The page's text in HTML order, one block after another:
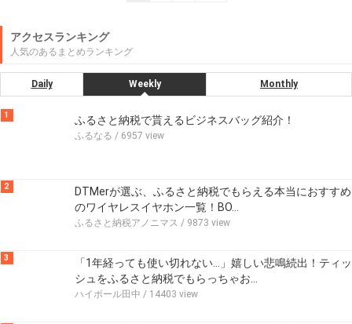
アクセスランキング
人気のあるまとめランキング
Daily Weekly Monthly
1 ふるさと納税で貰えるビジネスバッグ紹介！
ふるなる / 6957 view
2
DTMerが選ぶ、ふるさと納税でもらえる本当におすすめ
のワイヤレスイヤホン一覧！BO…
ふるさと納税アノニマス / 9873 view
3
「1年経っても使い切れない…」嬉しい悲鳴続出！ティッ
シュをふるさと納税でもらっちゃお…
ハイボール田中 / 14403 view